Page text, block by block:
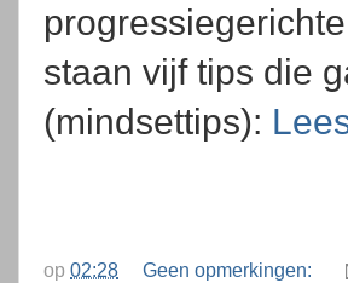
staan vijf tips die
(mindsettips):
op 02:28 Geen opmerkingen: